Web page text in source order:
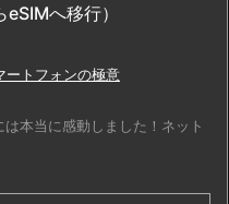
へ移行）
トフォンの極意
本当に感動しました！ネット